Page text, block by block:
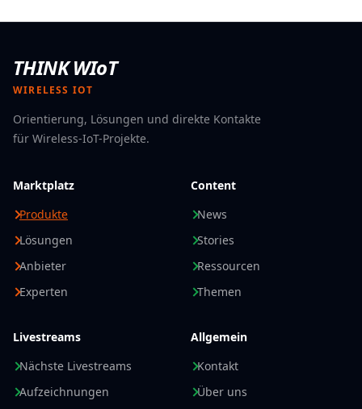
THINK WIoT
WIRELESS IOT
Orientierung, Lösungen und direkte Kontakte
für Wireless-IoT-Projekte.
Marktplatz
Produkte
Lösungen
Anbieter
Experten
Content
News
Stories
Ressourcen
Themen
Livestreams
Nächste Livestreams
Aufzeichnungen
Allgemein
Kontakt
Über uns